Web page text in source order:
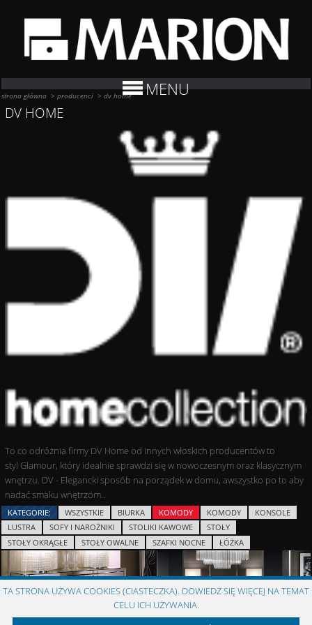
MENU
strona główna >producenci >dv home
DV HOME
To co odróżnia firmy DV Home od innych włoskich producentów to
styl Glamour, który idealnie sprawdzi się w nowoczesnym oraz klasycznym
wnętrzu. DV - Elegancki sposób na porządek w domu, awszystko po to aby
nadać smaku wnętrzom..
KATEGORIE: WSZYSTKIE BIURKA KOMODY KOMODY
KONSOLE
LUSTRA
SOFY I NAROŻNIKI STOLIKI KAWOWE
STOŁY
STOŁY OKRĄGŁE
STOŁY OWALNE SZAFKI NOCNE ŁÓŻKA
TA STRONA UŻYWA COOKIES (CIASTECZKA). DOWIEDZ SIĘ WIĘCEJ NA TEMAT
CELU ICH UŻYWANIA.